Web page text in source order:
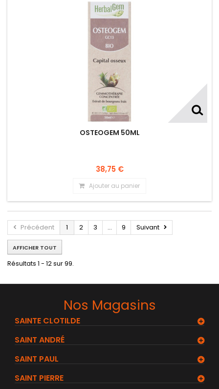
OSTEOGEM 50ML
38,75 €
Ajouter au panier
Précédent 1 2 3 ... 9 Suivant
AFFICHER TOUT
Résultats 1 - 12 sur 99.
Nos Magasins
SAINTE CLOTILDE
SAINT ANDRÉ
SAINT PAUL
SAINT PIERRE